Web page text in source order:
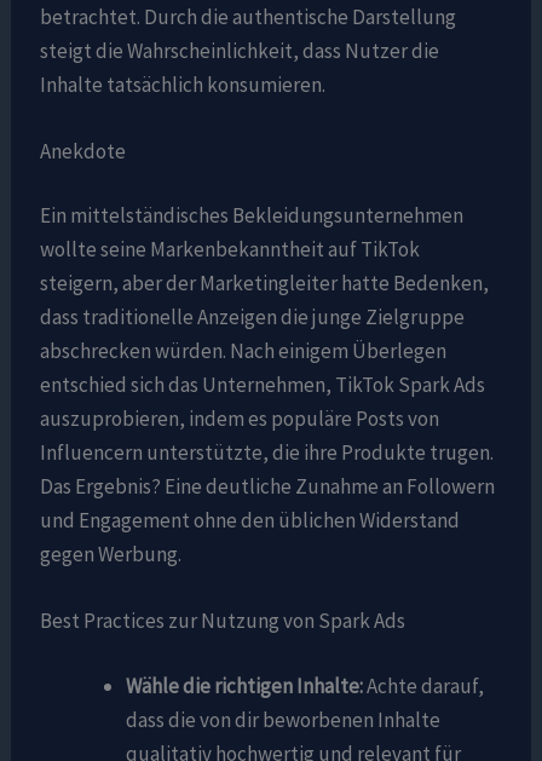
betrachtet. Durch die authentische Darstellung
steigt die Wahrscheinlichkeit, dass Nutzer die
Inhalte tatsächlich konsumieren.
Anekdote
Ein mittelständisches Bekleidungsunternehmen
wollte seine Markenbekanntheit auf TikTok
steigern, aber der Marketingleiter hatte Bedenken,
dass traditionelle Anzeigen die junge Zielgruppe
abschrecken würden. Nach einigem Überlegen
entschied sich das Unternehmen, TikTok Spark Ads
auszuprobieren, indem es populäre Posts von
Influencern unterstützte, die ihre Produkte trugen.
Das Ergebnis? Eine deutliche Zunahme an Followern
und Engagement ohne den üblichen Widerstand
gegen Werbung.
Best Practices zur Nutzung von Spark Ads
Wähle die richtigen Inhalte:Achte darauf,
dass die von dir beworbenen Inhalte
qualitativ hochwertig und relevant für